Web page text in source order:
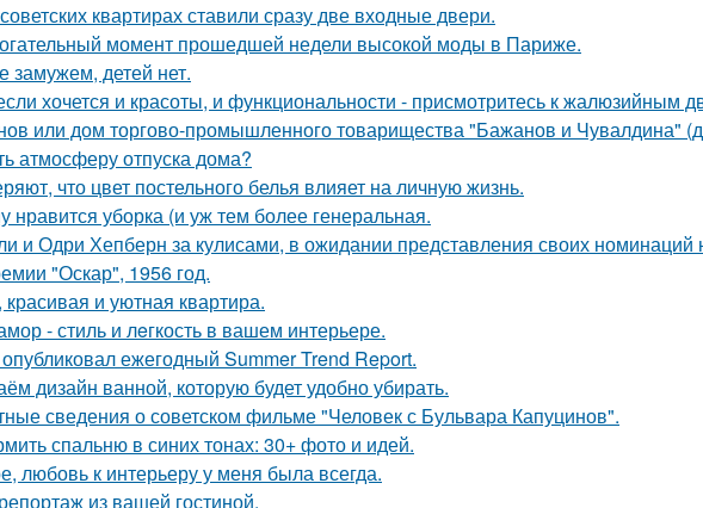
квартирах ставили сразу две входные двери.
момент прошедшей недели высокой моды в Париже.
замужем, детей нет.
хочется и красоты, и функциональности - присмотритесь к жалюзийным
или дом торгово-промышленного товарищества "Бажанов и Чувалдина"
атмосферу отпуска дома?
что цвет постельного белья влияет на личную жизнь.
нравится уборка (и уж тем более генеральная.
и Одри Хепберн за кулисами, в ожидании представления своих
"Оскар", 1956 год.
и уютная квартира.
- стиль и лeгкость в вашем интерьере.
ежегодный Summer Trend Report.
дизайн ванной, которую будет удобно убирать.
сведения о советском фильме "Человек с Бульвара Капуцинов".
спальню в синих тонах: 30+ фото и идей.
любовь к интерьеру у меня была всегда.
из вашей гостиной.